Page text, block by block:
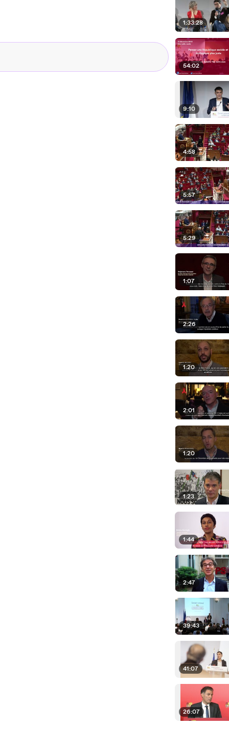
1:33:28
54:02
9:10
4:58
5:57
5:29
1:07
2:26
1:20
2:01
1:20
1:23
1:44
2:47
39:43
41:07
26:07